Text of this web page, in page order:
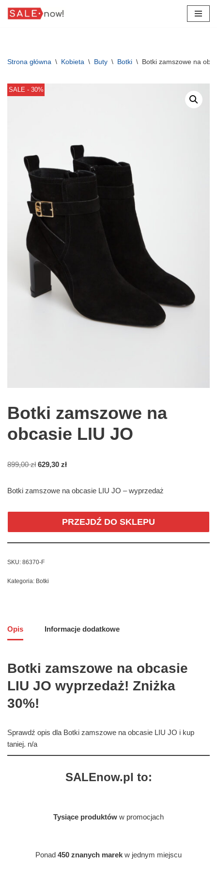
Strona główna \ Kobieta \ Buty \ Botki \ Botki zamszowe na
SALE - 30%
Botki zamszowe na
obcasie LIU JO
899,00zł 629,30 zł
Botki zamszowe na obcasie LIU JO – wyprzedaż
PRZEJDŹ DO SKLEPU
SKU: 86370-F
Kategoria: Botki
Opis Informacje dodatkowe
Botki zamszowe na obcasie
LIU JO wyprzedaż! Zniżka
30%!
Sprawdź opis dla Botki zamszowe na obcasie LIU JO i kup
taniej. n/a
SALEnow.pl to:
Tysiące produktów w promocjach
Ponad 450 znanych marek w jednym miejscu